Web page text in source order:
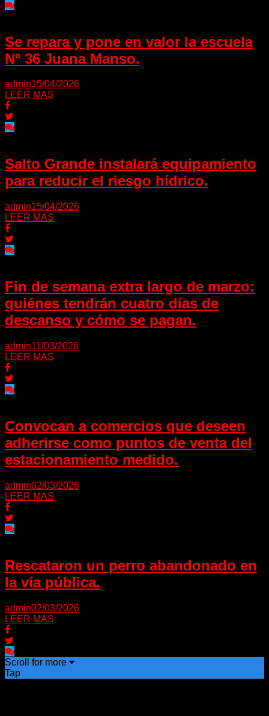
Se repara y pone en valor la escuela
Nº 36 Juana Manso.
admin15/04/2026
LEER MAS
Salto Grande instalará equipamiento
para reducir el riesgo hídrico.
admin15/04/2026
LEER MAS
Fin de semana extra largo de marzo:
quiénes tendrán cuatro días de
descanso y cómo se pagan.
admin11/03/2026
LEER MAS
Convocan a comercios que deseen
adherirse como puntos de venta del
estacionamiento medido.
admin02/03/2026
LEER MAS
Rescataron un perro abandonado en
la vía pública.
admin02/03/2026
LEER MAS
Scroll for more
Tap